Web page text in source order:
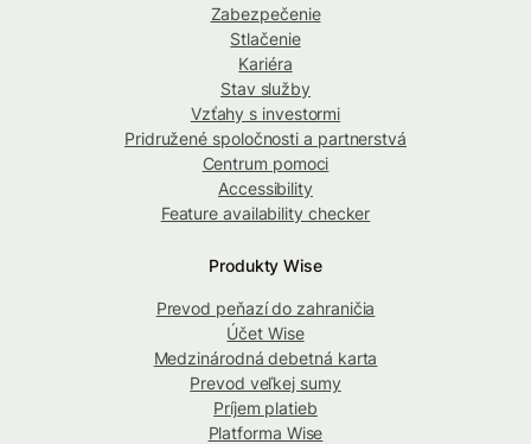
Zabezpečenie
Stlačenie
Kariéra
Stav služby
Vzťahy s investormi
Pridružené spoločnosti a partnerstvá
Centrum pomoci
Accessibility
Feature availability checker
Produkty Wise
Prevod peňazí do zahraničia
Účet Wise
Medzinárodná debetná karta
Prevod veľkej sumy
Príjem platieb
Platforma Wise